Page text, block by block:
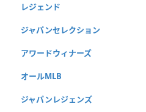
レジェンド
ジャパンセレクション
アワードウィナーズ
オールMLB
ジャパンレジェンズ